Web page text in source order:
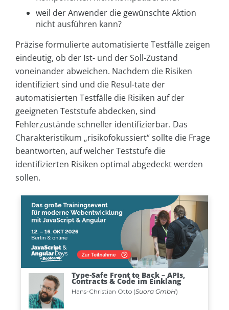
weil der Anwender die gewünschte Aktion
nicht ausführen kann?
Präzise formulierte automatisierte Testfälle zeigen
eindeutig, ob der Ist- und der Soll-Zustand
voneinander abweichen. Nachdem die Risiken
identifiziert sind und die Resul-tate der
automatisierten Testfälle die Risiken auf der
geeigneten Teststufe abdecken, sind
Fehlerzustände schneller identifizierbar. Das
Charakteristikum „risikofokussiert“ sollte die Frage
beantworten, auf welcher Teststufe die
identifizierten Risiken optimal abgedeckt werden
sollen.